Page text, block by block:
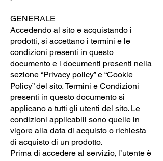
GENERALE
Accedendo al sito e acquistando i
prodotti, si accettano i termini e le
condizioni presenti in questo
documento e i documenti presenti nella
sezione “Privacy policy” e “Cookie
Policy” del sito. Termini e Condizioni
presenti in questo documento si
applicano a tutti gli utenti del sito. Le
condizioni applicabili sono quelle in
vigore alla data di acquisto o richiesta
di acquisto di un prodotto.
Prima di accedere al servizio, l’utente è